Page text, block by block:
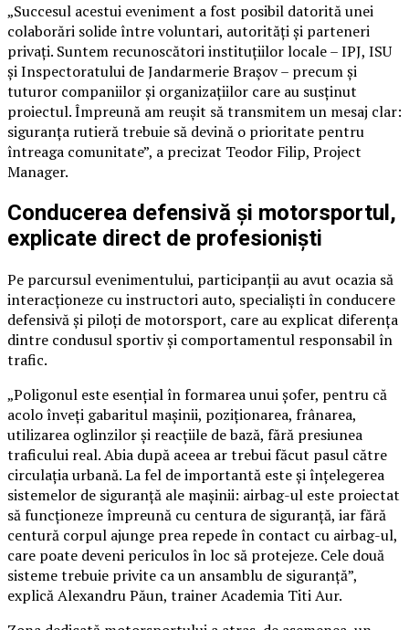
„Succesul acestui eveniment a fost posibil datorită unei
colaborări solide între voluntari, autorități și parteneri
privați. Suntem recunoscători instituțiilor locale – IPJ, ISU
și Inspectoratului de Jandarmerie Brașov – precum și
tuturor companiilor și organizațiilor care au susținut
proiectul. Împreună am reușit să transmitem un mesaj clar:
siguranța rutieră trebuie să devină o prioritate pentru
întreaga comunitate”, a precizat Teodor Filip, Project
Manager.
Conducerea defensivă și motorsportul,
explicate direct de profesioniști
Pe parcursul evenimentului, participanții au avut ocazia să
interacționeze cu instructori auto, specialiști în conducere
defensivă și piloți de motorsport, care au explicat diferența
dintre condusul sportiv și comportamentul responsabil în
trafic.
„Poligonul este esențial în formarea unui șofer, pentru că
acolo înveți gabaritul mașinii, poziționarea, frânarea,
utilizarea oglinzilor și reacțiile de bază, fără presiunea
traficului real. Abia după aceea ar trebui făcut pasul către
circulația urbană. La fel de importantă este și înțelegerea
sistemelor de siguranță ale mașinii: airbag-ul este proiectat
să funcționeze împreună cu centura de siguranță, iar fără
centură corpul ajunge prea repede în contact cu airbag-ul,
care poate deveni periculos în loc să protejeze. Cele două
sisteme trebuie privite ca un ansamblu de siguranță”,
explică Alexandru Păun, trainer Academia Titi Aur.